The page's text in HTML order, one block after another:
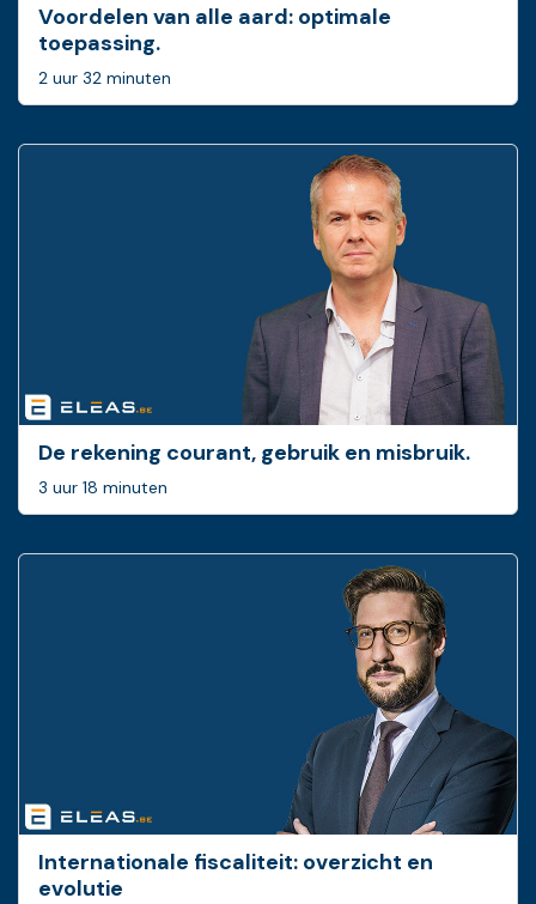
Voordelen van alle aard: optimale
toepassing.
2 uur 32 minuten
De rekening courant, gebruik en misbruik.
3 uur 18 minuten
Internationale fiscaliteit: overzicht en
evolutie